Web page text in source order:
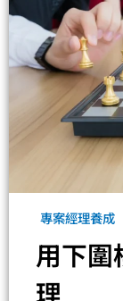
專案經理養成
用下圍
理